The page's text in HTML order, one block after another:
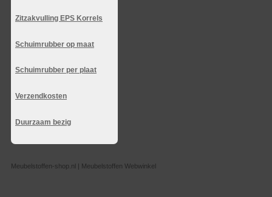
Zitzakvulling EPS Korrels
Schuimrubber op maat
Schuimrubber per plaat
Verzendkosten
Duurzaam bezig
Meubelstoffen-shop.nl | Meubelstoffen Webwinkel